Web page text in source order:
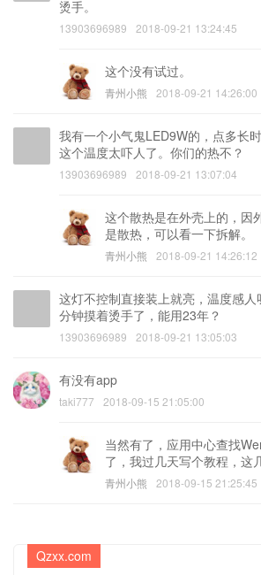
烫手。
13903696989 2018-09-21 13:24:45
这个没有试过。
青州小熊 2018-09-21 14:26:00
我有一个小气鬼LED9W的，点多长
这个温度太吓人了。你们的热不？
13903696989 2018-09-21 13:07:04
这个散热是在外壳上的，因
是散热，可以看一下拆解。
青州小熊 2018-09-21 14:26:12
这灯不控制直接装上就亮，温度感
分钟摸着烫手了，能用23年？
13903696989 2018-09-21 13:05:03
有没有app
taki777 2018-09-15 21:05:00
当然有了，应用中心查找
了，我过几天写个教程，这
青州小熊 2018-09-15 21:25:45
Qzxx.com